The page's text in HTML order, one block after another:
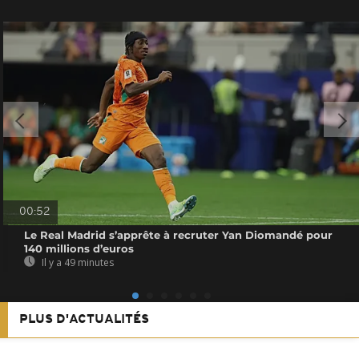
00:52
Le Real Madrid s’apprête à recruter Yan Diomandé pour
140 millions d’euros
Il y a 49 minutes
PLUS D'ACTUALITÉS